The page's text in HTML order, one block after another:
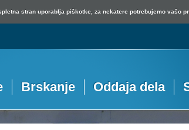
stran uporablja piškotke, za nekatere potrebujemo vašo
Brskanje Oddaja dela